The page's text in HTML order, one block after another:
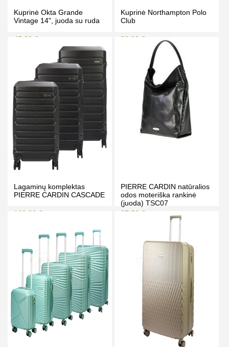
Kuprinė Okta Grande
Vintage 14", juoda su ruda
45.00 €
Kaina prisijungus
PIRKTI
Kuprinė Northampton Polo
Club
39.00 €
Kaina prisijungus
45.00 €
PIRKTI
Lagaminų komplektas
PIERRE CARDIN CASCADE
160.00 €
PIRKTI
PIERRE CARDIN natūralios
odos moteriška rankinė
(juoda) TSC07
97.50 €
Kaina prisijungus
105.50 €
PIRKTI